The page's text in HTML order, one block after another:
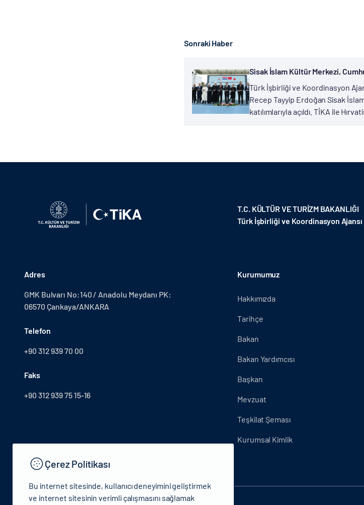
Sonraki Haber
Sisak İslam Kültür Merkezi,
Türk İşbirliği ve Koordinasyon
Recep Tayyip Erdoğan Sisak
katılımlarıyla açıldı. TİKA ile
T.C. KÜLTÜR VE TURİZM BAKANLIĞI
Türk İşbirliği ve Koordinasyon Ajansı
Adres
GMK Bulvarı No:140 / Anadolu Meydanı PK:
06570 Çankaya/ANKARA
Telefon
+90 312 939 70 00
Faks
+90 312 939 75 15-16
Kurumumuz
Hakkımızda
Tarihçe
Bakan
Bakan Yardımcısı
Başkan
Mevzuat
Teşkilat Şeması
Kurumsal Kimlik
Çerez Politikası
Bu internet sitesinde, kullanıcı deneyimini geliştirmek
ve internet sitesinin verimli çalışmasını sağlamak